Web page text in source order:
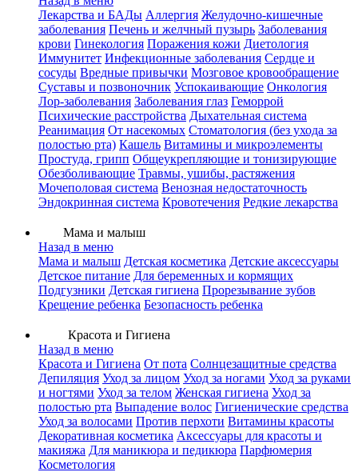
Лекарства и БАДы Аллергия Желудочно-кишечные
заболевания Печень и желчный пузырь Заболевания
крови Гинекология Поражения кожи Диетология
Иммунитет Инфекционные заболевания Сердце и
сосуды Вредные привычки Мозговое кровообращение
Суставы и позвоночник Успокаивающие Онкология
Лор-заболевания Заболевания глаз Геморрой
Психические расстройства Дыхательная система
Реанимация От насекомых Стоматология (без ухода за
полостью рта) Кашель Витамины и микроэлементы
Простуда, грипп Общеукрепляющие и тонизирующие
Обезболивающие Травмы, ушибы, растяжения
Мочеполовая система Венозная недостаточность
Эндокринная система Кровотечения Редкие лекарства
Мама и малыш
Назад в меню
Мама и малыш Детская косметика Детские аксессуары
Детское питание Для беременных и кормящих
Подгузники Детская гигиена Прорезывание зубов
Крещение ребенка Безопасность ребенка
Красота и Гигиена
Назад в меню
Красота и Гигиена От пота Солнцезащитные средства
Депиляция Уход за лицом Уход за ногами Уход за руками
и ногтями Уход за телом Женская гигиена Уход за
полостью рта Выпадение волос Гигиенические средства
Уход за волосами Против перхоти Витамины красоты
Декоративная косметика Аксессуары для красоты и
макияжа Для маникюра и педикюра Парфюмерия
Косметология